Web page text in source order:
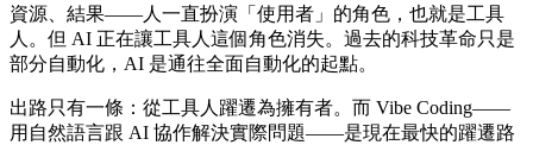
資源、結果——人一直扮演「使用者」的角色，也就是工具
人。但 AI 正在讓工具人這個角色消失。過去的科技革命只是
部分自動化，AI 是通往全面自動化的起點。
出路只有一條：從工具人躍遷為擁有者。而 Vibe Coding——
用自然語言跟 AI 協作解決實際問題——是現在最快的躍遷路